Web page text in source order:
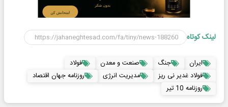
لینک کوتاه
ایران جنگ صنعت و معدن
فولاد
فولاد غدیر نی ریز
مدیریت انرژی
روزنامه جهان اقتصاد
روزنامه 10 تیر